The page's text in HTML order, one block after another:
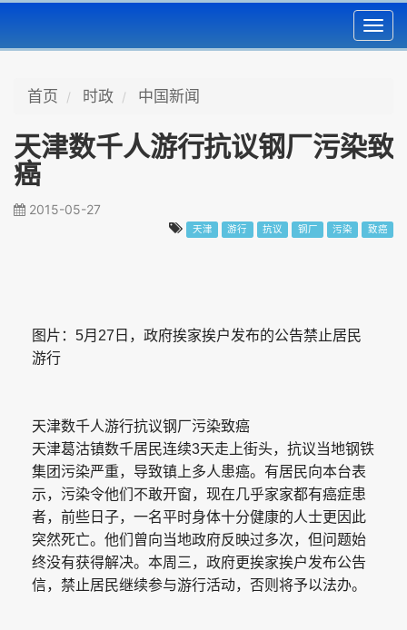
首页 时政 中国新闻
天津数千人游行抗议钢厂污染致
癌
2015-05-27
天津 游行 抗议 钢厂 污染 致癌
图片：5月27日，政府挨家挨户发布的公告禁止居民
游行
天津数千人游行抗议钢厂污染致癌
天津葛沽镇数千居民连续3天走上街头，抗议当地钢铁
集团污染严重，导致镇上多人患癌。有居民向本台表
示，污染令他们不敢开窗，现在几乎家家都有癌症患
者，前些日子，一名平时身体十分健康的人士更因此
突然死亡。他们曾向当地政府反映过多次，但问题始
终没有获得解决。本周三，政府更挨家挨户发布公告
信，禁止居民继续参与游行活动，否则将予以法办。